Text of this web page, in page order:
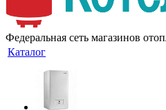
Федеральная сеть магазинов
Каталог